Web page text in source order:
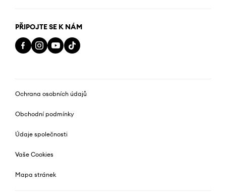
PŘIPOJTE SE K NÁM
Ochrana osobních údajů
Obchodní podmínky
Údaje společnosti
Vaše Cookies
Mapa stránek